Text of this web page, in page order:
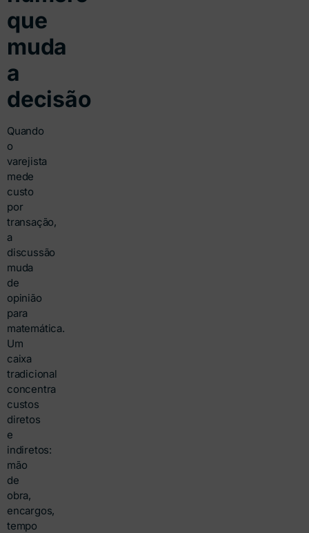
que
muda
a
decisão
Quando
o
varejista
mede
custo
por
transação,
a
discussão
muda
de
opinião
para
matemática.
Um
caixa
tradicional
concentra
custos
diretos
e
indiretos:
mão
de
obra,
encargos,
tempo